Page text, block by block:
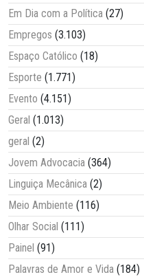
Em Dia com a Política (27)
Empregos (3.103)
Espaço Católico (18)
Esporte (1.771)
Evento (4.151)
Geral (1.013)
geral (2)
Jovem Advocacia (364)
Linguiça Mecânica (2)
Meio Ambiente (116)
Olhar Social (111)
Painel (91)
Palavras de Amor e Vida (184)